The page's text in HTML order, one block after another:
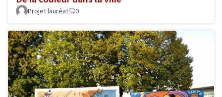
Projet lauréat 0